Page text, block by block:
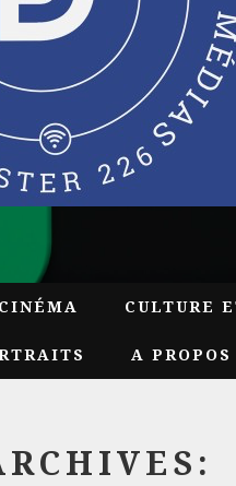
CINÉMA CULTURE
A PROPOS